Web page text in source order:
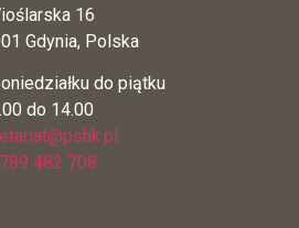
16
Gdynia, Polska
do piątku
do 14.00
482 708